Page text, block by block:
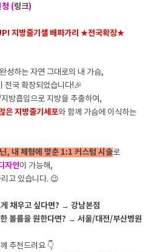
(링크)
지방줄기셀 배파가리 ★전국확장★
성하는 자연 그대로의 내 가슴,
전국 확장되었습니다!🎉
방흡입으로 지방을 추출하여,
은 지방줄기세포와 함께 가슴에 이식하는
, 내 체형에 맞춘 1:1 커스텀 시술로
자인이 가능해,
고 있습니다. 😉
채우고 싶다면? → 강남본점
볼륨을 원한다면? → 서울/대전/부산병원
추천드려요 👇